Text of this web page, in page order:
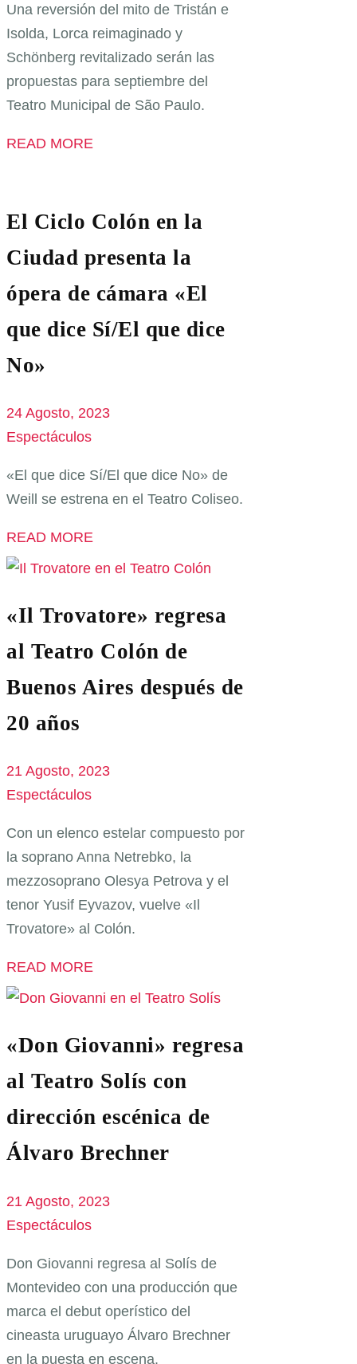
Una reversión del mito de Tristán e
Isolda, Lorca reimaginado y
Schönberg revitalizado serán las
propuestas para septiembre del
Teatro Municipal de São Paulo.
READ MORE
El Ciclo Colón en la
Ciudad presenta la
ópera de cámara «El
que dice Sí/El que dice
No»
24 Agosto, 2023
Espectáculos
«El que dice Sí/El que dice No» de
Weill se estrena en el Teatro Coliseo.
READ MORE
«Il Trovatore» regresa
al Teatro Colón de
Buenos Aires después de
20 años
21 Agosto, 2023
Espectáculos
Con un elenco estelar compuesto por
la soprano Anna Netrebko, la
mezzosoprano Olesya Petrova y el
tenor Yusif Eyvazov, vuelve «Il
Trovatore» al Colón.
READ MORE
«Don Giovanni» regresa
al Teatro Solís con
dirección escénica de
Álvaro Brechner
21 Agosto, 2023
Espectáculos
Don Giovanni regresa al Solís de
Montevideo con una producción que
marca el debut operístico del
cineasta uruguayo Álvaro Brechner
en la puesta en escena.